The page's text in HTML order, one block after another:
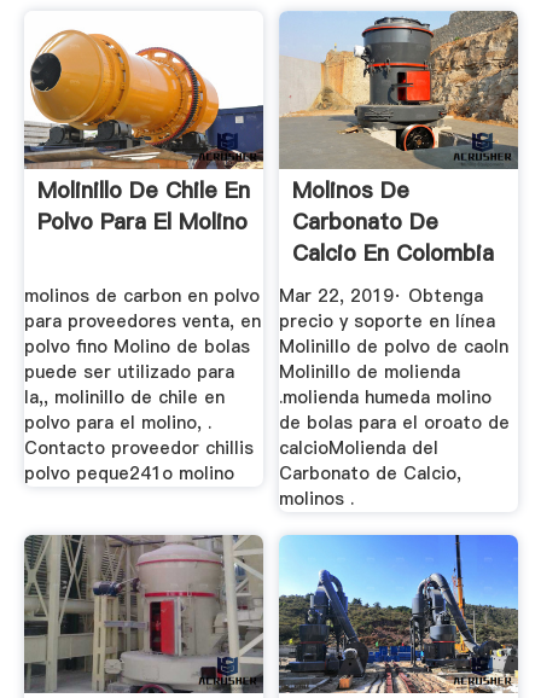
Molinillo De Chile En
Polvo Para El Molino
molinos de carbon en polvo
para proveedores venta, en
polvo fino Molino de bolas
puede ser utilizado para
la,, molinillo de chile en
polvo para el molino, .
Contacto proveedor chillis
polvo peque241o molino
Molinos De
Carbonato De
Calcio En Colombia
YouTube
Mar 22, 2019· Obtenga
precio y soporte en línea
Molinillo de polvo de caoln
Molinillo de molienda
.molienda humeda molino
de bolas para el oroato de
calcioMolienda del
Carbonato de Calcio,
molinos .